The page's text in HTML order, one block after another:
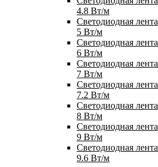
4.8 Вт/м
Светодиодная лента
5 Вт/м
Светодиодная лента
6 Вт/м
Светодиодная лента
7 Вт/м
Светодиодная лента
7.2 Вт/м
Светодиодная лента
8 Вт/м
Светодиодная лента
9 Вт/м
Светодиодная лента
9.6 Вт/м